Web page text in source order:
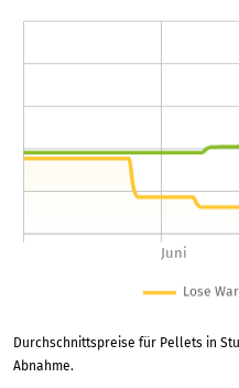
Durchschnittspreise für Pellets in
Abnahme.